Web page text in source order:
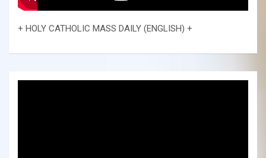
+ HOLY CATHOLIC MASS DAILY (ENGLISH) +